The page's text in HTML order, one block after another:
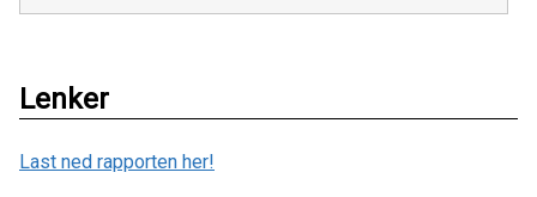
Lenker
Last ned rapporten her!